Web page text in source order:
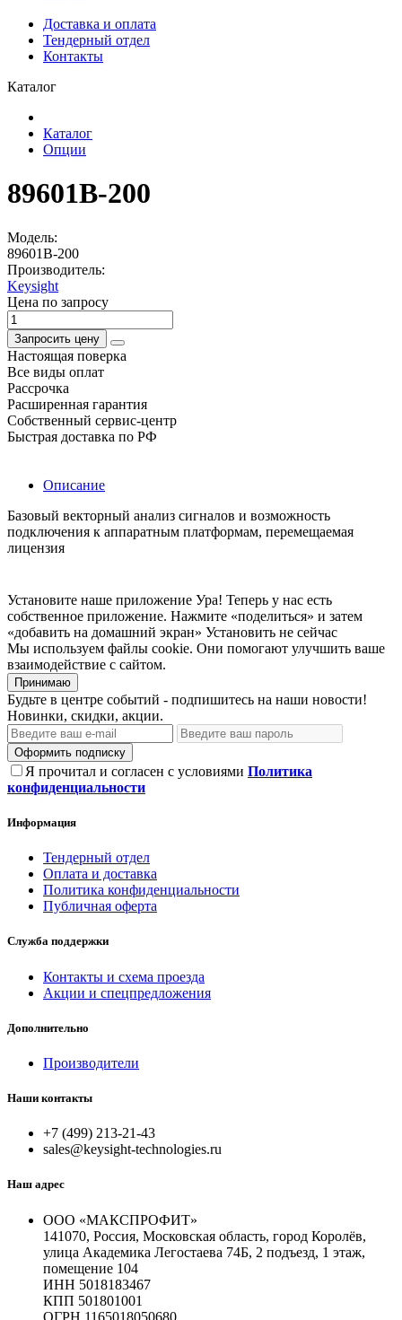
Доставка и оплата
Тендерный отдел
Контакты
Каталог
Каталог
Опции
89601B-200
Модель:
89601B-200
Производитель:
Keysight
Цена по запросу
Запросить цену
Настоящая поверка
Все виды оплат
Рассрочка
Расширенная гарантия
Собственный сервис-центр
Быстрая доставка по РФ
Описание
Базовый векторный анализ сигналов и возможность
подключения к аппаратным платформам, перемещаемая
лицензия
Установите наше приложение Ура! Теперь у нас есть
собственное приложение. Нажмите «поделиться» и затем
«добавить на домашний экран» Установить не сейчас
Мы используем файлы cookie. Они помогают улучшить ваше
взаимодействие с сайтом.
Принимаю
Будьте в центре событий - подпишитесь на наши новости!
Новинки, скидки, акции.
Оформить подписку
Я прочитал и согласен с условиями Политика
конфиденциальности
Информация
Тендерный отдел
Оплата и доставка
Политика конфиденциальности
Публичная оферта
Служба поддержки
Контакты и схема проезда
Акции и спецпредложения
Дополнительно
Производители
Наши контакты
+7 (499) 213-21-43
sales@keysight-technologies.ru
Наш адрес
ООО «МАКСПРОФИТ»
141070, Россия, Московская область, город Королёв,
улица Академика Легостаева 74Б, 2 подъезд, 1 этаж,
помещение 104
ИНН 5018183467
КПП 501801001
ОГРН 1165018050680